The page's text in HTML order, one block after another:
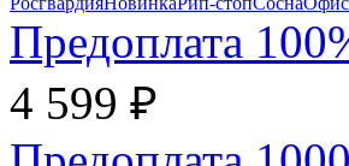
Предоплата
4 599 ₽